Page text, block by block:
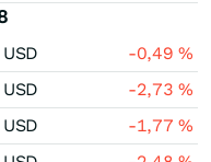
USD -0,49%
USD -2,73%
USD -1,77%